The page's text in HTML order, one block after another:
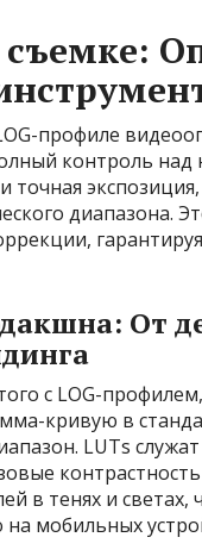
съемке:
профиле
контроль над
точная
диапазона.
От
с LOG-
кривую в
LUTs
в тенях и
мобильных